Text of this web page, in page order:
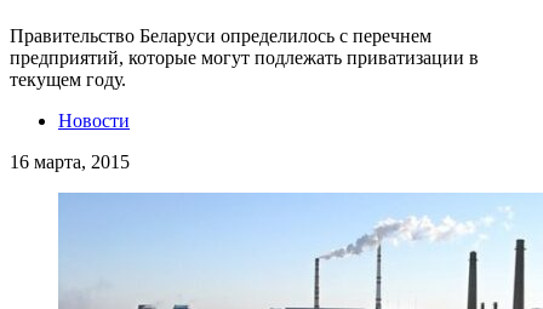
Правительство Беларуси определилось с перечнем
предприятий, которые могут подлежать приватизации в
текущем году.
Новости
16 марта, 2015